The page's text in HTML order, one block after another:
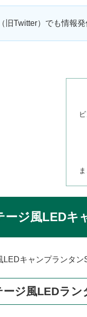
旧Twitter）でも情報
ージ風LEDキ
LEDキャンプランタン
ージ風LEDラン